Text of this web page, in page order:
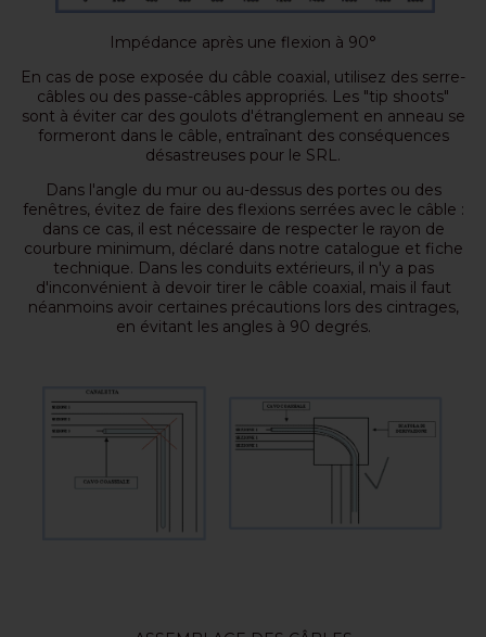
Impédance après une flexion à 90°
En cas de pose exposée du câble coaxial, utilisez des serre-
câbles ou des passe-câbles appropriés. Les "tip shoots"
sont à éviter car des goulots d'étranglement en anneau se
formeront dans le câble, entraînant des conséquences
désastreuses pour le SRL.
Dans l'angle du mur ou au-dessus des portes ou des
fenêtres, évitez de faire des flexions serrées avec le câble :
dans ce cas, il est nécessaire de respecter le rayon de
courbure minimum, déclaré dans notre catalogue et fiche
technique. Dans les conduits extérieurs, il n'y a pas
d'inconvénient à devoir tirer le câble coaxial, mais il faut
néanmoins avoir certaines précautions lors des cintrages,
en évitant les angles à 90 degrés.